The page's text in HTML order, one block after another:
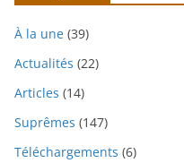
À la une (39)
Actualités (22)
Articles (14)
Suprêmes (147)
Téléchargements (6)